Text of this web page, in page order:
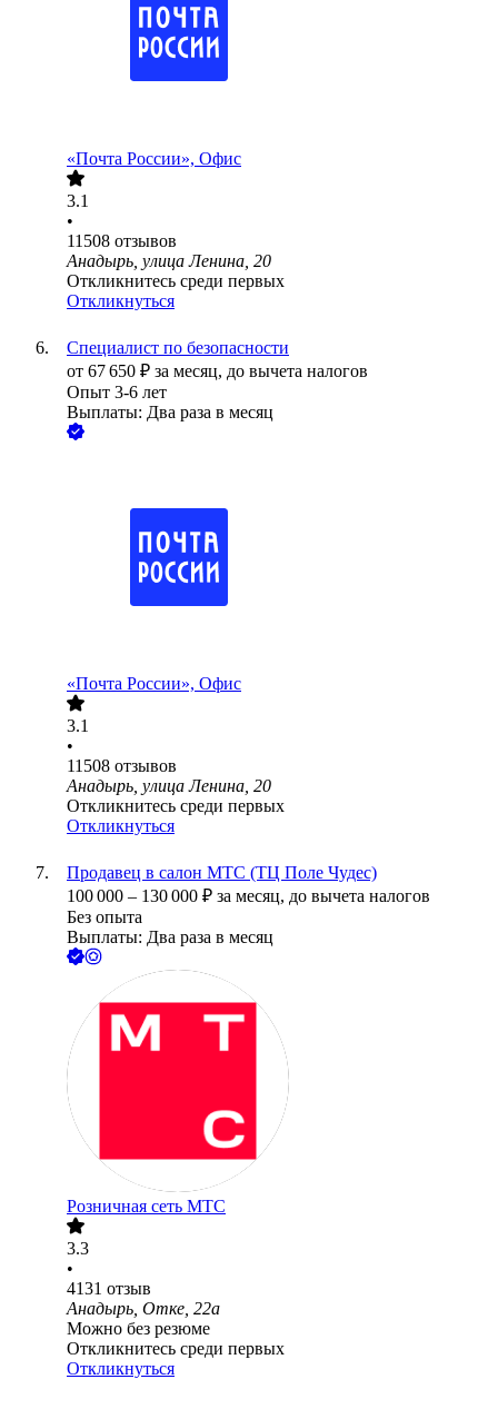
«Почта России», Офис
3.1
•
11508 отзывов
Анадырь, улица Ленина, 20
Откликнитесь среди первых
Откликнуться
Специалист по безопасности
от 67 650 ₽ за месяц, до вычета налогов
Опыт 3-6 лет
Выплаты: Два раза в месяц
«Почта России», Офис
3.1
•
11508 отзывов
Анадырь, улица Ленина, 20
Откликнитесь среди первых
Откликнуться
Продавец в салон МТС (ТЦ Поле Чудес)
100 000 – 130 000 ₽ за месяц, до вычета налогов
Без опыта
Выплаты: Два раза в месяц
Розничная сеть МТС
3.3
•
4131 отзыв
Анадырь, Отке, 22а
Можно без резюме
Откликнитесь среди первых
Откликнуться